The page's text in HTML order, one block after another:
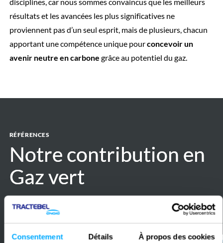
Consentement Détails À propos des cookies
résultats et les avancées les plus significatives ne
proviennent pas d’un seul esprit, mais de plusieurs, chacun
apportant une compétence unique pourconcevoir un
avenir neutre en carbone grâce au potentiel du gaz.
RÉFÉRENCES
Notre contribution en
Gaz vert
Notre contribution en
Gaz vert
Toutes les références
High H2BE